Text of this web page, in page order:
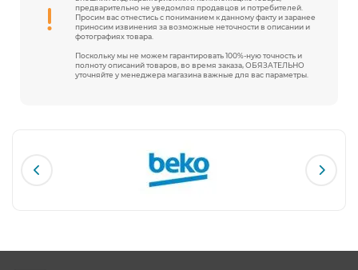
предварительно не уведомляя продавцов и потребителей.
Просим вас отнестись с пониманием к данному факту и заранее
приносим извинения за возможные неточности в описании и
фотографиях товара.
Поскольку мы не можем гарантировать 100%-ную точность и
полноту описаний товаров, во время заказа, ОБЯЗАТЕЛЬНО
уточняйте у менеджера магазина важные для вас параметры.